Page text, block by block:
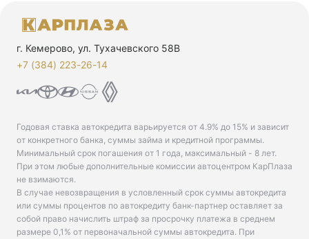
г. Кемерово, ул. Тухачевского 58В
+7 (384) 223-26-14‬
Годовая ставка автокредита варьируется от 4.9% до 15% и зависит
от конкретного банка, суммы займа и кредитной программы.
Минимальный срок погашения от 1 года, максимальный - 8 лет.
При этом любые дополнительные комиссии автоцентром КарПлаза
не взимаются.
В случае невозвращения в условленный срок суммы автокредита
или суммы процентов по автокредиту банк-партнер оставляет за
собой право начислить штраф за просрочку платежа в среднем
размере 0,1% от первоначальной суммы автокредита. При